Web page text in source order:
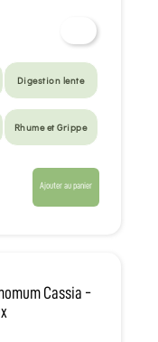
Digestion lente
Rhume et Grippe
Ajouter au panier
Cassia -